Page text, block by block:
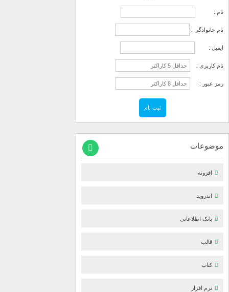
نام :
نام خانوادگی :
ایمیل :
نام کاربری :
رمز عبور :
موضوعات
افزونه
اندروید
بانک اطلاعاتی
قالب
کتاب
نرم افزار